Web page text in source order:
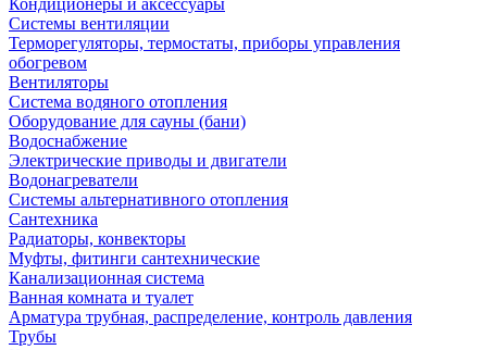
Кондиционеры и аксессуары
Системы вентиляции
Терморегуляторы, термостаты, приборы управления
обогревом
Вентиляторы
Система водяного отопления
Оборудование для сауны (бани)
Водоснабжение
Электрические приводы и двигатели
Водонагреватели
Системы альтернативного отопления
Сантехника
Радиаторы, конвекторы
Муфты, фитинги сантехнические
Канализационная система
Ванная комната и туалет
Арматура трубная, распределение, контроль давления
Трубы